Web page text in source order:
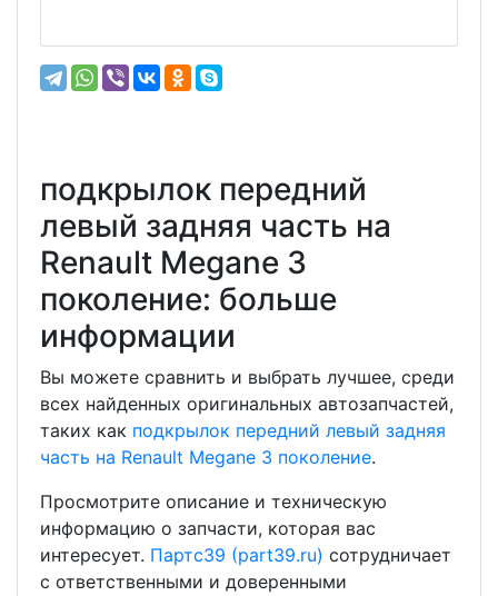
подкрылок передний
левый задняя часть на
Renault Megane 3
поколение: больше
информации
Вы можете сравнить и выбрать лучшее, среди
всех найденных оригинальных автозапчастей,
таких как подкрылок передний левый задняя
часть на Renault Megane 3 поколение.
Просмотрите описание и техническую
информацию о запчасти, которая вас
интересует. Партс39 (part39.ru) сотрудничает
с ответственными и доверенными